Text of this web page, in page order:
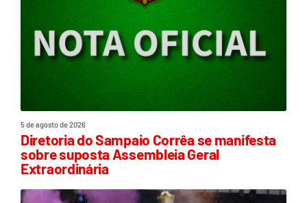
5 de agosto de 2026
Diretoria do Sampaio Corrêa se manifesta
sobre suposta Assembleia Geral
Extraordinária